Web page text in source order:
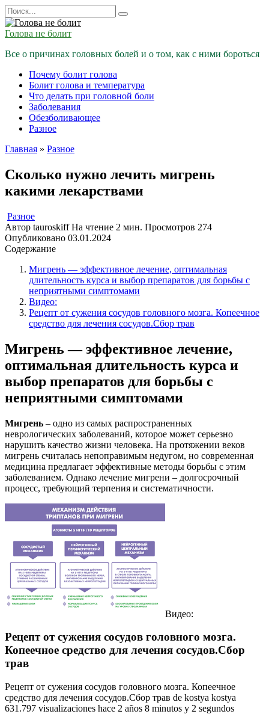
Перейти
к
содержанию
Search
for:
Голова не болит
Все о причинах головных болей и о том, как с ними бороться
Почему болит голова
Болит голова и температура
Что делать при головной боли
Заболевания
Обезболивающее
Разное
Главная » Разное
Сколько нужно лечить мигрень
какими лекарствами
Разное
Автор tauroskiff На чтение 2 мин. Просмотров 274
Опубликовано 03.01.2024
Содержание
Мигрень — эффективное лечение, оптимальная
длительность курса и выбор препаратов для борьбы с
неприятными симптомами
Видео:
Рецепт от сужения сосудов головного мозга. Копеечное
средство для лечения сосудов.Сбор трав
Мигрень — эффективное лечение,
оптимальная длительность курса и
выбор препаратов для борьбы с
неприятными симптомами
Мигрень – одно из самых распространенных
неврологических заболеваний, которое может серьезно
нарушить качество жизни человека. На протяжении веков
мигрень считалась непоправимым недугом, но современная
медицина предлагает эффективные методы борьбы с этим
заболеванием. Однако лечение мигрени – долгосрочный
процесс, требующий терпения и систематичности.
Видео:
Рецепт от сужения сосудов головного мозга.
Копеечное средство для лечения сосудов.Сбор
трав
Рецепт от сужения сосудов головного мозга. Копеечное
средство для лечения сосудов.Сбор трав de kostya kostya
631.797 visualizaciones hace 2 años 8 minutos y 2 segundos